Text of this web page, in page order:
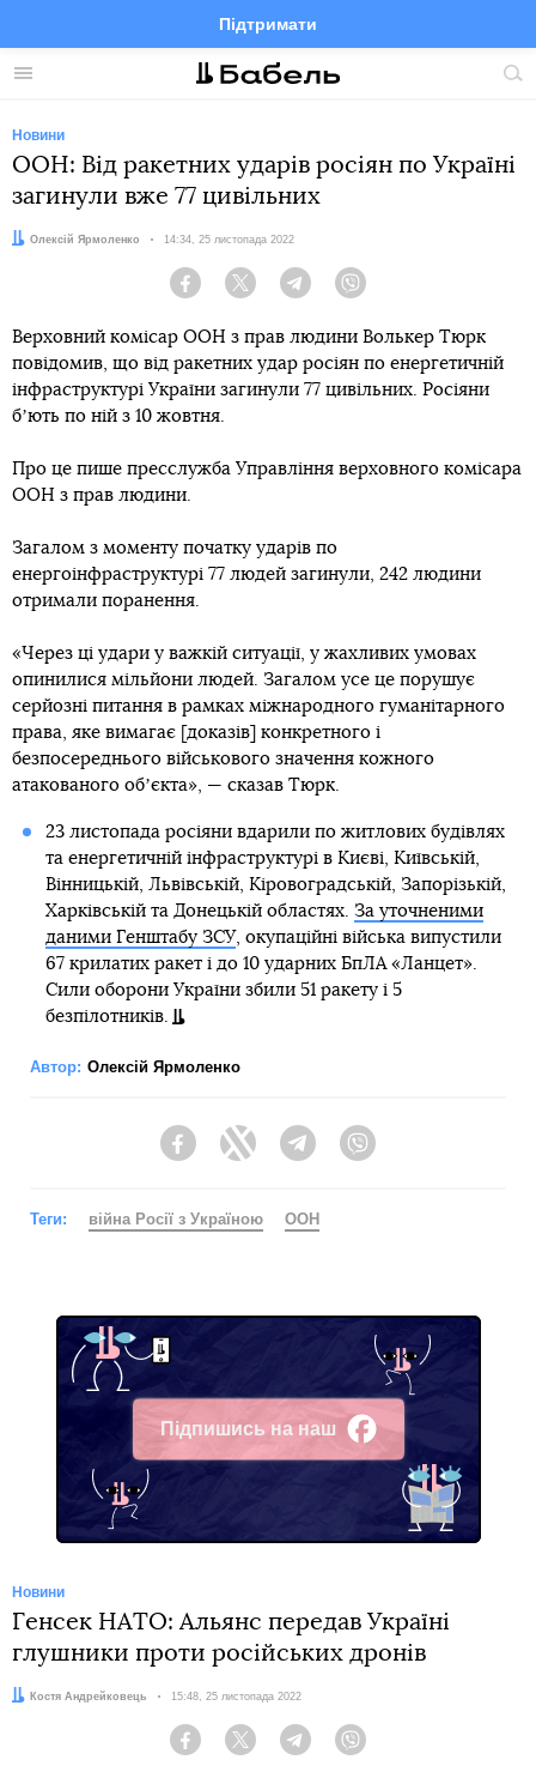
Меню
Підтримати
FacebookTelegramTwitter
Новини
ООН: Від ракетних ударів росіян по Україні
загинули вже 77 цивільних
Автор:
Олексій Ярмоленко Дата:
14:34, 25 листопада 2022
Facebook Twitter Telegram
Верховний комісар ООН з прав людини Волькер Тюрк
повідомив, що від ракетних удар росіян по енергетичній
інфраструктурі України загинули 77 цивільних. Росіяни
бʼють по ній з 10 жовтня.
Про це пише пресслужба Управління верховного комісара
ООН з прав людини.
Загалом з моменту початку ударів по
енергоінфраструктурі 77 людей загинули, 242 людини
отримали поранення.
«Через ці удари у важкій ситуації, у жахливих умовах
опинилися мільйони людей. Загалом усе це порушує
серйозні питання в рамках міжнародного гуманітарного
права, яке вимагає [доказів] конкретного і
безпосереднього військового значення кожного
атакованого обʼєкта», — сказав Тюрк.
23 листопада росіяни вдарили по житлових будівлях
та енергетичній інфраструктурі в Києві, Київській,
Вінницькій, Львівській, Кіровоградській, Запорізькій,
Харківській та Донецькій областях. За уточненими
даними Генштабу ЗСУ, окупаційні війська випустили
67 крилатих ракет і до 10 ударних БпЛА «Ланцет».
Сили оборони України збили 51 ракету і 5
безпілотників.
Автор: Олексій Ярмоленко
FacebookTwitter Telegram
Теги: війна Росії з Україною ООН
Підпишись на наш
Facebook
Новини
Генсек НАТО: Альянс передав Україні
глушники проти російських дронів
Автор:Костя Андрейковець Дата:
15:48, 25 листопада 2022
Facebook Twitter Telegram